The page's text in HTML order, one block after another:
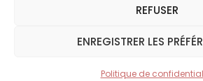
REFUSER
ENREGISTRER LES
Politique de
Copyright © 2026 Bijoux